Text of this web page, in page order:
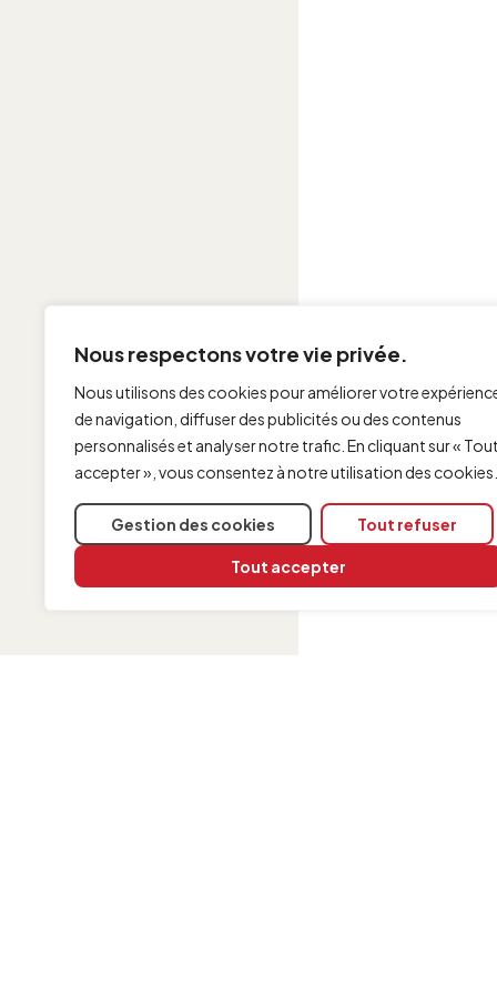
Nous respectons votre vie privée.
Nous utilisons des cookies pour améliorer votre
de navigation, diffuser des publicités ou des contenus
personnalisés et analyser notre trafic. En cliquant sur « Tout
accepter », vous consentez à notre utilisation des cookies.
Gestion des cookies Tout refuser
Tout accepter